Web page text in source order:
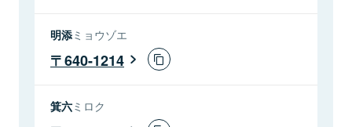
明添ミョウゾエ
640-1214
箕六ミロク